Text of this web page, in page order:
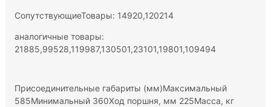
СопутствующиеТовары: 14920,120214
аналогичные товары:
21885,99528,119987,130501,23101,19801,109494
Присоединительные габариты (мм)Максимальный
585Минимальный 360Ход поршня, мм 225Масса, кг